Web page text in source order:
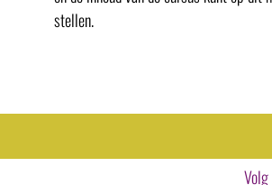
stellen.